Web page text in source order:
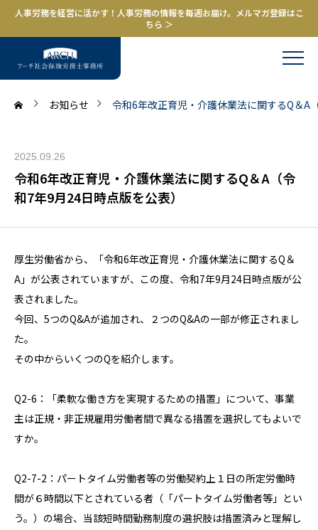
人事労務を経営に活かす！人事労務の情報を毎週お届け。メルマガ登録はこ
ちら ＞
お知らせ 令和6年改正育児・介護休業法に関するQ＆A
2025.09.26
令和6年改正育児・介護休業法に関するQ＆A（令
和7年9月24日時点版を公表）
厚生労働省から、「令和6年改正育児・介護休業法に関するQ＆
A」が公表されていますが、この度、令和7年9月24日時点版が公
表されました。
今回、5つのQ&Aが追加され、２つのQ&Aの一部が修正されまし
た。
その中からいくつのQを紹介します。
Q2-6：「柔軟な働き方を実現するための措置」について、事業
主は正規・非正規雇用労働者間で異なる措置を選択してもよいで
すか。
Q2-7-2：パートタイム労働者等の労働契約上１日の所定労働時
間が６時間以下とされている者（「パートタイム労働者等」とい
う。）の場合、当該短時間勤務制度の選択肢は措置済みと理解し